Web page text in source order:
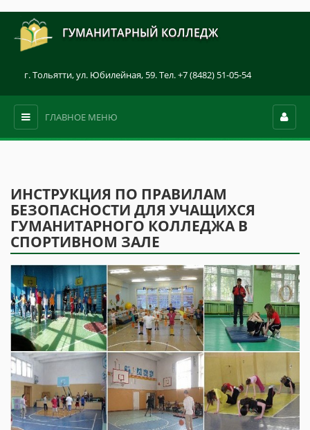
ГУМАНИТАРНЫЙ КОЛЛЕДЖ
г. Тольятти, ул. Юбилейная, 59. Тел. +7 (8482) 51-05-54
ГЛАВНОЕ МЕНЮ
ИНСТРУКЦИЯ ПО ПРАВИЛАМ
БЕЗОПАСНОСТИ ДЛЯ УЧАЩИХСЯ
ГУМАНИТАРНОГО КОЛЛЕДЖА В
СПОРТИВНОМ ЗАЛЕ